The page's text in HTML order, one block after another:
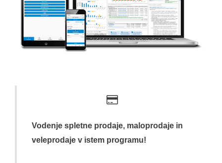
Vodenje spletne prodaje, maloprodaje in
veleprodaje v istem programu!